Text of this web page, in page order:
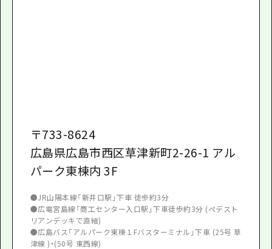
〒733-8624
広島県広島市西区草津新町2-26-1 アル
パーク東棟内 3F
●JR山陽本線「新井口駅」下車 徒歩約3分
●広電宮島線「商工センター入口駅」下車徒歩約3分 (ペデスト
リアンデッキで直結)
●広島バス「アルパーク東棟１Fバスターミナル」下車 (25号 草
津線 )・(50号 東西線)